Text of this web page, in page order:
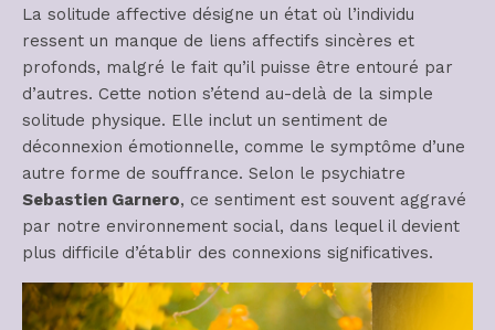
La solitude affective désigne un état où l’individu
ressent un manque de liens affectifs sincères et
profonds, malgré le fait qu’il puisse être entouré par
d’autres. Cette notion s’étend au-delà de la simple
solitude physique. Elle inclut un sentiment de
déconnexion émotionnelle, comme le symptôme d’une
autre forme de souffrance. Selon le psychiatre
Sebastien Garnero, ce sentiment est souvent aggravé
par notre environnement social, dans lequel il devient
plus difficile d’établir des connexions significatives.